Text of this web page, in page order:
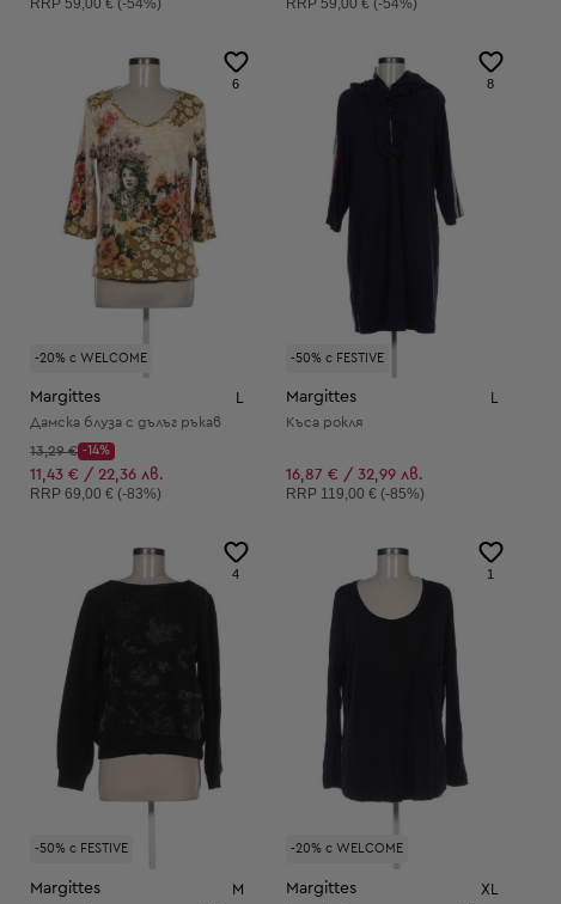
RRP59,00 € (-54%) RRP 59,00 € (-54%)
-20% с WELCOME
6
Margittes
Дамска блуза с дълъг ръкав
Начална цена:
13,29 €
Discount Price:
-14%
Намалена цена:
11,43 € / 22,36 лв.
Препоръчителна цена:
RRP69,00 € (-83%)
-50% с FESTIVE
8
Margittes
Къса рокля
16,87 € / 32,99 лв.
Препоръчителна цена:
RRP 119,00 € (-85%)
-50% с FESTIVE
4
Margittes M
-20% с WELCOME
1
Margittes XL